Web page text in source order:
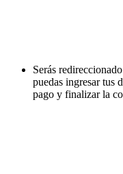
Serás
puedas ingresar tus
pago y finalizar la